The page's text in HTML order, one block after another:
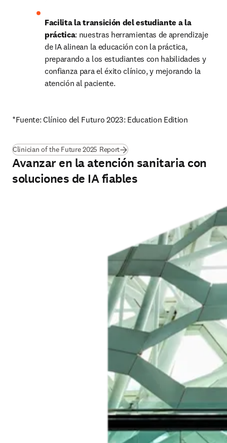
Facilita la transición del estudiante a la
práctica: nuestras herramientas de aprendizaje
de IA alinean la educación con la práctica,
preparando a los estudiantes con habilidades y
confianza para el éxito clínico, y mejorando la
atención al paciente.
*Fuente: Clínico del Futuro 2023: Education Edition
Clinician of the Future 2025 Report
Avanzar en la atención sanitaria con
soluciones de IA fiables